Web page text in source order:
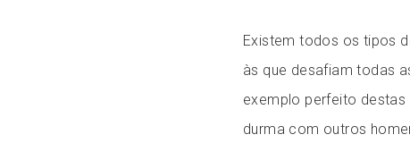
Existem todos os tipos
às que desafiam todas
exemplo perfeito destas
durma com outros